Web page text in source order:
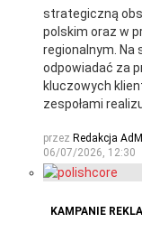
strategiczną
polskim oraz w
regionalnym. Na
odpowiadać za
kluczowych
zespołami
przez Redakcja
06/07/2026, 12:30
KAMPANIE